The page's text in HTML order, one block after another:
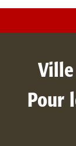
Ville
Pour